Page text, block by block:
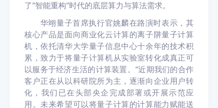
了“智能重构”时代的底层算力与算法需求。
华翊量子首席执行官姚麟在路演时表示，其
核心产品是面向商业化云计算的离子阱量子计算
机，依托清华大学量子信息中心十余年的技术积
累，致力于将量子计算机从实验室转化成真正可
以服务于经济生活的计算装置。“近期我们的合作
客户正在从以科研院所为主，逐渐向企业用户转
化，我们已在头部央企完成部署或开展示范应
用。未来希望可以将量子计算的计算能力赋能送